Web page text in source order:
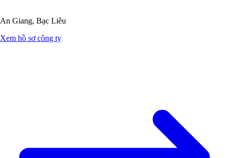
An Giang, Bạc Liêu
Xem hồ sơ công ty